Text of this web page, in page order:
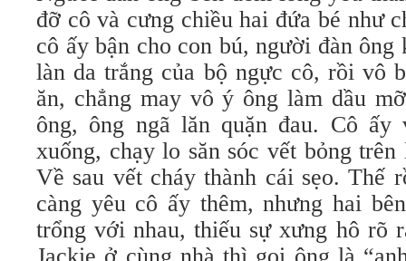
đỡ cô và cưng chiều hai đứa bé như
cô ấy bận cho con bú, người đàn ông
làn da trắng của bộ ngực cô, rồi vô
ăn, chẳng may vô ý ông làm dầu
ông, ông ngã lăn quặn đau. Cô ấy
xuống, chạy lo săn sóc vết bỏng
Về sau vết cháy thành cái sẹo. Thế
càng yêu cô ấy thêm, nhưng hai
trổng với nhau, thiếu sự xưng hô rõ